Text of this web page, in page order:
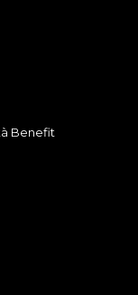
Benefit